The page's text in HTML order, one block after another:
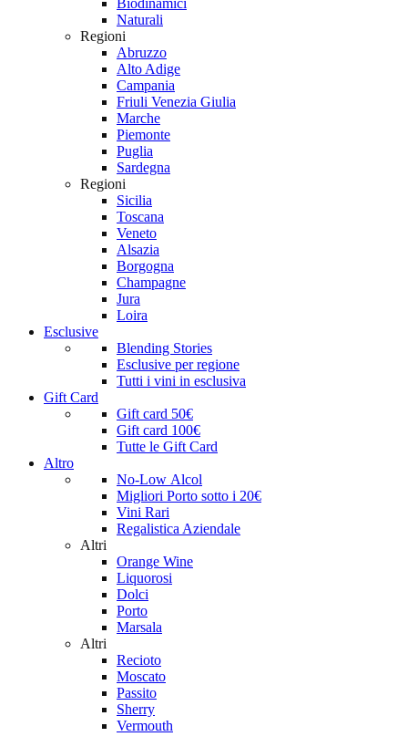
Biodinamici
Naturali
Regioni
Abruzzo
Alto Adige
Campania
Friuli Venezia Giulia
Marche
Piemonte
Puglia
Sardegna
Regioni
Sicilia
Toscana
Veneto
Alsazia
Borgogna
Champagne
Jura
Loira
Esclusive
Blending Stories
Esclusive per regione
Tutti i vini in esclusiva
Gift Card
Gift card 50€
Gift card 100€
Tutte le Gift Card
Altro
No-Low Alcol
Migliori Porto sotto i 20€
Vini Rari
Regalistica Aziendale
Altri
Orange Wine
Liquorosi
Dolci
Porto
Marsala
Altri
Recioto
Moscato
Passito
Sherry
Vermouth